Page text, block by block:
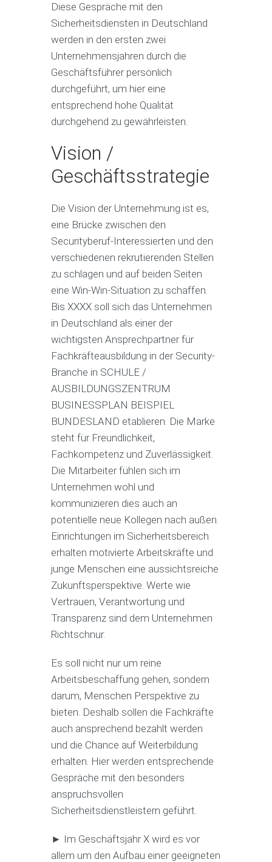
Diese Gespräche mit den
Sicherheitsdiensten in Deutschland
werden in den ersten zwei
Unternehmensjahren durch die
Geschäftsführer persönlich
durchgeführt, um hier eine
entsprechend hohe Qualität
durchgehend zu gewährleisten.
Vision /
Geschäftsstrategie
Die Vision der Unternehmung ist es,
eine Brücke zwischen den
Securityberuf-Interessierten und den
verschiedenen rekrutierenden Stellen
zu schlagen und auf beiden Seiten
eine Win-Win-Situation zu schaffen.
Bis XXXX soll sich das Unternehmen
in Deutschland als einer der
wichtigsten Ansprechpartner für
Fachkräfteausbildung in der Security-
Branche in SCHULE /
AUSBILDUNGSZENTRUM
BUSINESSPLAN BEISPIEL
BUNDESLAND etablieren. Die Marke
steht für Freundlichkeit,
Fachkompetenz und Zuverlässigkeit.
Die Mitarbeiter fühlen sich im
Unternehmen wohl und
kommunizieren dies auch an
potentielle neue Kollegen nach außen.
Einrichtungen im Sicherheitsbereich
erhalten motivierte Arbeitskräfte und
junge Menschen eine aussichtsreiche
Zukunftsperspektive. Werte wie
Vertrauen, Verantwortung und
Transparenz sind dem Unternehmen
Richtschnur.
Es soll nicht nur um reine
Arbeitsbeschaffung gehen, sondern
darum, Menschen Perspektive zu
bieten. Deshalb sollen die Fachkräfte
auch ansprechend bezahlt werden
und die Chance auf Weiterbildung
erhalten. Hier werden entsprechende
Gespräche mit den besonders
anspruchsvollen
Sicherheitsdienstleistern geführt.
► Im Geschäftsjahr X wird es vor
allem um den Aufbau einer geeigneten